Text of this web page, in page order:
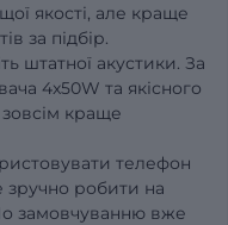
якості, але краще
за підбір.
штатної акустики. За
4x50W та якісного
краще
телефон
зручно робити на
замовчуванню вже